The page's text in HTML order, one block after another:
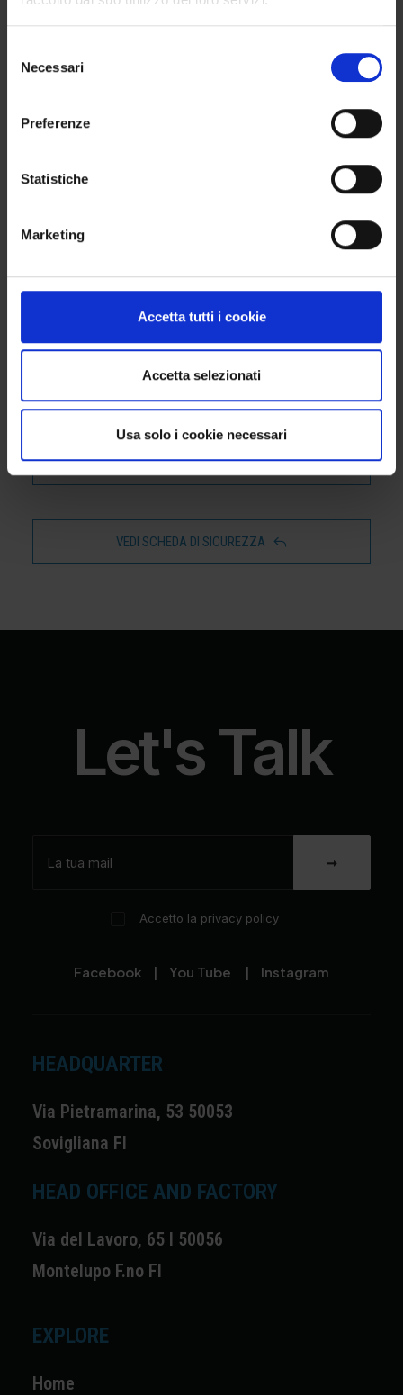
delNecessari
Preferenze
Statistiche
Marketing
Accetta tutti i cookie
Accetta selezionati
Usa solo i cookie necessari
SCARICA IL FLYER
VEDI SCHEDA DI SICUREZZA
Let's Talk
Accetto la privacy policy
Facebook | You Tube | Instagram
HEADQUARTER
Via Pietramarina, 53 50053
Sovigliana FI
HEAD OFFICE AND FACTORY
Via del Lavoro, 65 I 50056
Montelupo F.no FI
EXPLORE
Home